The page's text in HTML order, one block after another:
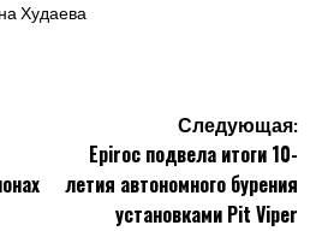
Худаева
Следующая:
Epiroc подвела итоги 10-
летия автономного бурения
установками Pit Viper